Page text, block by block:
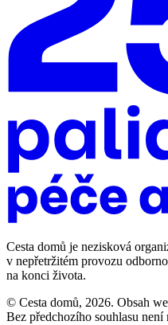
Cesta domů je nezisková
v nepřetržitém provozu
na konci života.
© Cesta domů, 2026. Obsah
Bez předchozího souhlasu